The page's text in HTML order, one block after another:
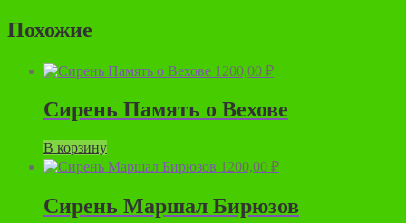
Похожие
1200,00 ₽
Сирень Память о Вехове
В корзину
1200,00 ₽
Сирень Маршал Бирюзов